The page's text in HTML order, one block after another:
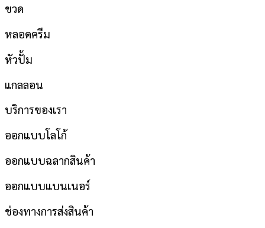
ขวด
หลอดครีม
หัวปั้ม
แกลลอน
บริการของเรา
ออกแบบโลโก้
ออกแบบฉลากสินค้า
ออกแบบแบนเนอร์
ช่องทางการส่งสินค้า